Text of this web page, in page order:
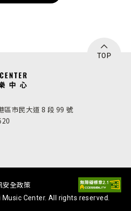
TOP
區市民大道 8 段 99 號
Center. All rights reserved.
安全政策